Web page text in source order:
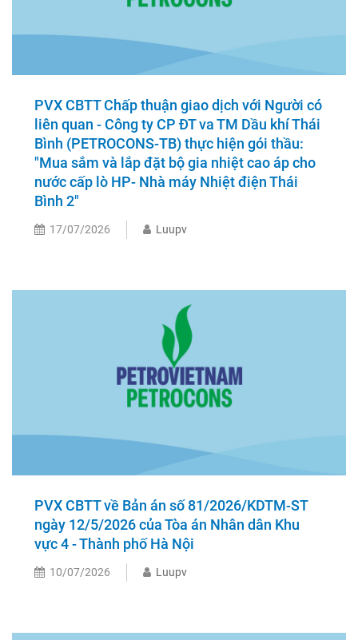
PVX CBTT Chấp thuận giao dịch với Người có
liên quan - Công ty CP ĐT va TM Dầu khí Thái
Bình (PETROCONS-TB) thực hiện gói thầu:
"Mua sắm và lắp đặt bộ gia nhiệt cao áp cho
nước cấp lò HP- Nhà máy Nhiệt điện Thái
Bình 2"
17/07/2026 Luupv
PVX CBTT về Bản án số 81/2026/KDTM-ST
ngày 12/5/2026 của Tòa án Nhân dân Khu
vực 4 - Thành phố Hà Nội
10/07/2026 Luupv